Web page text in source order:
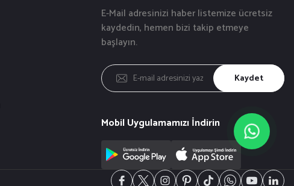
E-Mail adresinizi haber listemize ücretsiz
kaydedin, hemen bizi takip etmeye
başlayın.
Kaydet
Mobil Uygulamamızı İndirin